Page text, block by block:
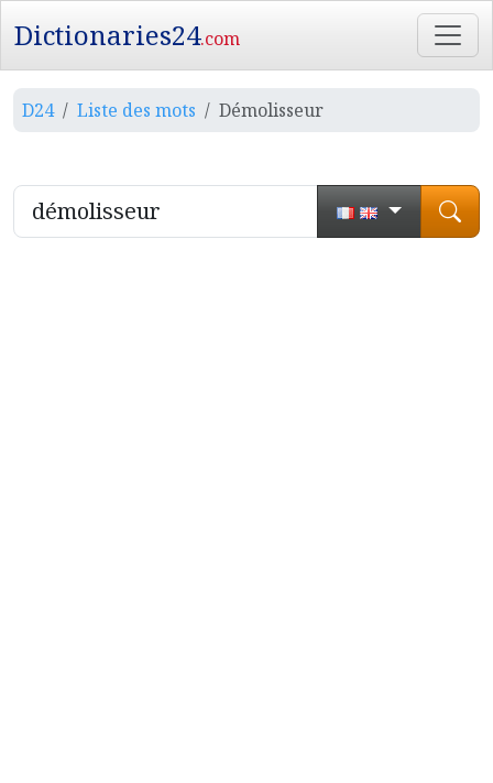
Dictionaries24.com
D24 Liste des mots Démolisseur